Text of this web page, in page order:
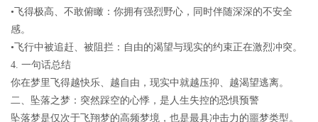
• 飞得极高、不敢俯瞰 ：你拥有强烈野心，同时伴随深深的不安全
感。
• 飞行中被追赶、被阻拦 ：自由的渴望与现实的约束正在激烈冲突。
4. 一句话总结
你在梦里飞得越快乐、越自由，现实中就越压抑、越渴望逃离。
二、坠落之梦：突然踩空的心悸，是人生失控的恐惧预警
坠落梦是仅次于飞翔梦的高频梦境，也是最具冲击力的噩梦类型。